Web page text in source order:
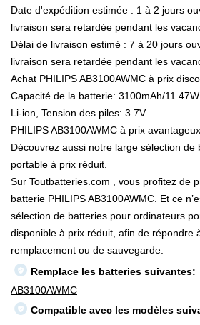
Date d'expédition estimée : 1 à 2 jours
livraison sera retardée pendant les
Délai de livraison estimé : 7 à 20 jours
livraison sera retardée pendant les
Achat PHILIPS AB3100AWMC à prix
Capacité de la batterie: 3100mAh/
Li-ion, Tension des piles: 3.7V.
PHILIPS AB3100AWMC à prix
Découvrez aussi notre large sélection de
portable à prix réduit.
Sur Toutbatteries.com , vous profitez de
batterie PHILIPS AB3100AWMC. Et ce
sélection de batteries pour ordinateurs
disponible à prix réduit, afin de répondre
remplacement ou de sauvegarde.
Remplace les batteries suivantes:
AB3100AWMC
Compatible avec les modèles